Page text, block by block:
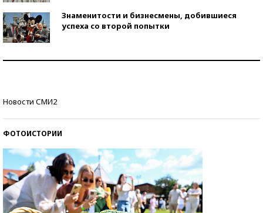
Знаменитости и бизнесмены, добившиеся
успеха со второй попытки
Новости СМИ2
ФОТОИСТОРИИ